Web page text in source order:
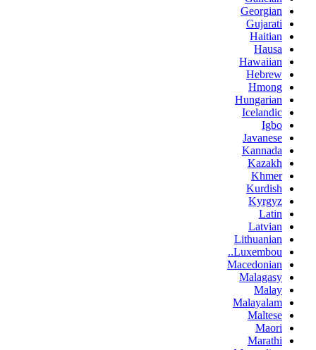
Georgian
Gujarati
Haitian
Hausa
Hawaiian
Hebrew
Hmong
Hungarian
Icelandic
Igbo
Javanese
Kannada
Kazakh
Khmer
Kurdish
Kyrgyz
Latin
Latvian
Lithuanian
Luxembou..
Macedonian
Malagasy
Malay
Malayalam
Maltese
Maori
Marathi